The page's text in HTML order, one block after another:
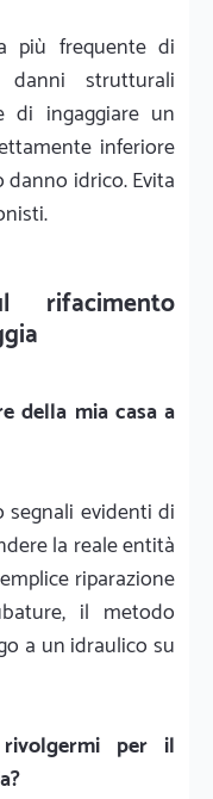
più frequente di
strutturali
di ingaggiare un
inferiore
idrico. Evita
rifacimento
della mia casa a
evidenti di
la reale entità
riparazione
il metodo
a un idraulico su
per il